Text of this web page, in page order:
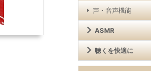
声・音声機能
ASMR
聴くを快適に